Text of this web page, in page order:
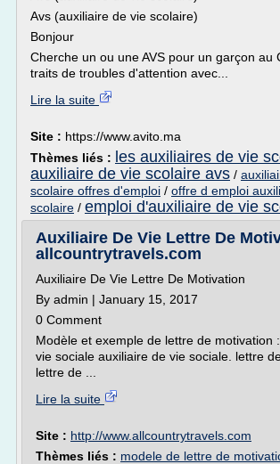
Avs (auxiliaire de vie scolaire)
Bonjour
Cherche un ou une AVS pour un garçon au
traits de troubles d'attention avec...
Lire la suite
Site : https://www.avito.ma
Thèmes liés : les auxiliaires de vie
auxiliaire de vie scolaire avs /
scolaire offres d'emploi / offre d emploi
scolaire / emploi d'auxiliaire de vie
Auxiliaire De Vie Lettre De
allcountrytravels.com
Auxiliaire De Vie Lettre De Motivation
By admin | January 15, 2017
0 Comment
Modèle et exemple de lettre de motivation
vie sociale auxiliaire de vie sociale. lettre
lettre de ...
Lire la suite
Site : http://www.allcountrytravels.com
Thèmes liés : modele de lettre de